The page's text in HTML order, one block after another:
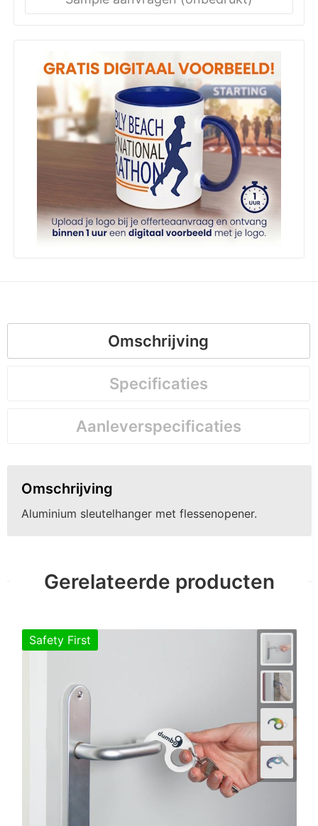
Omschrijving
Specificaties
Aanleverspecificaties
Omschrijving
Aluminium sleutelhanger met flessenopener.
Gerelateerde producten
Safety First